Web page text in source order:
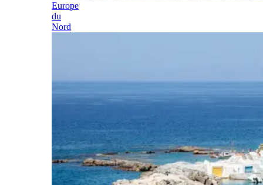
Europe
du
Nord